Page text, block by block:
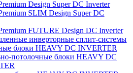
Design Super DC Inverter
SLIM Design Super DC
FUTURE Design DC Inverter
инверторные сплит-системы
блоки HEAVY DC INVERTER
потолочные блоки HEAVY DC